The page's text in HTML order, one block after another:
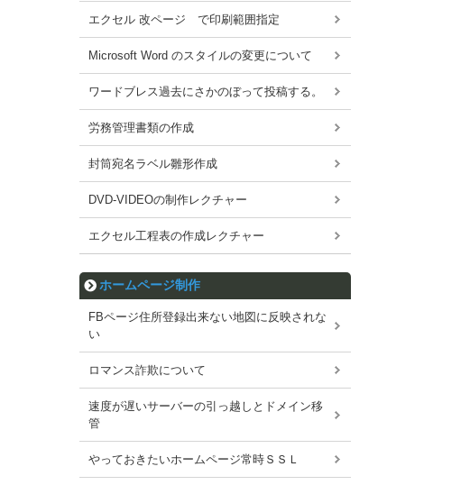
エクセル 改ページ で印刷範囲指定
Microsoft Word のスタイルの変更について
ワードブレス過去にさかのぼって投稿する。
労務管理書類の作成
封筒宛名ラベル雛形作成
DVD-VIDEOの制作レクチャー
エクセル工程表の作成レクチャー
ホームページ制作
FBページ住所登録出来ない地図に反映されな
い
ロマンス詐欺について
速度が遅いサーバーの引っ越しとドメイン移
管
やっておきたいホームページ常時ＳＳＬ